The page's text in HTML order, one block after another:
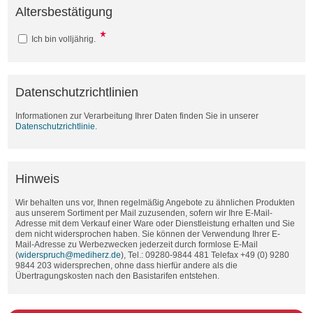
Altersbestätigung
Ich bin volljährig.
Datenschutzrichtlinien
Informationen zur Verarbeitung Ihrer Daten finden Sie in unserer
Datenschutzrichtlinie
Hinweis
Wir behalten uns vor, Ihnen regelmäßig Angebote zu ähnlichen Produkten
aus unserem Sortiment per Mail zuzusenden, sofern wir Ihre E-Mail-
Adresse mit dem Verkauf einer Ware oder Dienstleistung erhalten und Sie
dem nicht widersprochen haben. Sie können der Verwendung Ihrer E-
Mail-Adresse zu Werbezwecken jederzeit durch formlose E-Mail
(widerspruch@mediherz.de), Tel.: 09280-9844 481 Telefax +49 (0) 9280
9844 203 widersprechen, ohne dass hierfür andere als die
Übertragungskosten nach den Basistarifen entstehen.